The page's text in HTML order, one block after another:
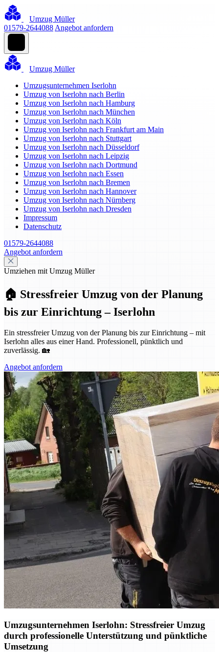
Umzug Müller
01579-2644088 Angebot anfordern
Umzug Müller
Umzugsunternehmen Iserlohn
Umzug von Iserlohn nach Berlin
Umzug von Iserlohn nach Hamburg
Umzug von Iserlohn nach München
Umzug von Iserlohn nach Köln
Umzug von Iserlohn nach Frankfurt am Main
Umzug von Iserlohn nach Stuttgart
Umzug von Iserlohn nach Düsseldorf
Umzug von Iserlohn nach Leipzig
Umzug von Iserlohn nach Dortmund
Umzug von Iserlohn nach Essen
Umzug von Iserlohn nach Bremen
Umzug von Iserlohn nach Hannover
Umzug von Iserlohn nach Nürnberg
Umzug von Iserlohn nach Dresden
Impressum
Datenschutz
01579-2644088
Angebot anfordern
Umziehen mit Umzug Müller
🏠 Stressfreier Umzug von der Planung
bis zur Einrichtung – Iserlohn
Ein stressfreier Umzug von der Planung bis zur Einrichtung – mit
Iserlohn alles aus einer Hand. Professionell, pünktlich und
zuverlässig. 🏡
Angebot anfordern
Umzugsunternehmen Iserlohn: Stressfreier Umzug
durch professionelle Unterstützung und pünktliche
Umsetzung